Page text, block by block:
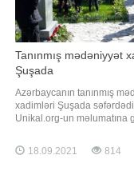
Tanınmış mədəniyyət
Şuşada
Azərbaycanın tanınmış
xadimləri Şuşada
Unikal.org-un məlumatına
çərçivəsində burada
Üzeyir Hacıbəyli XII
18.09.2021 814